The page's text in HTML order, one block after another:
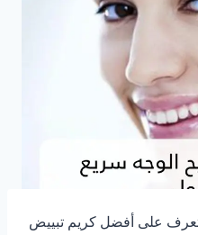
على أفضل كريم تبييض